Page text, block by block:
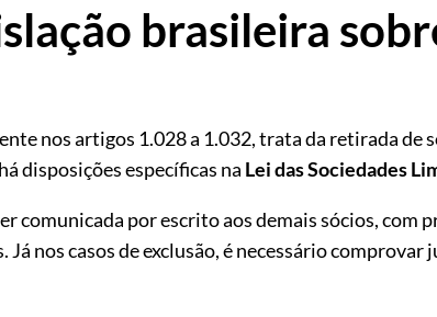
brasileira
nos artigos 1.028 a 1.032, trata da retirada de
disposições específicas na Lei das Sociedades
comunicada por escrito aos demais sócios, com
nos casos de exclusão, é necessário comprovar